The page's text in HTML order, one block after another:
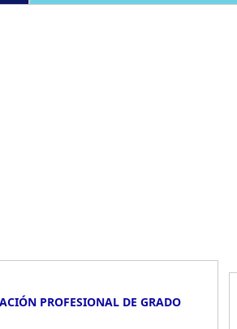
PROFESIONAL DE GRADO